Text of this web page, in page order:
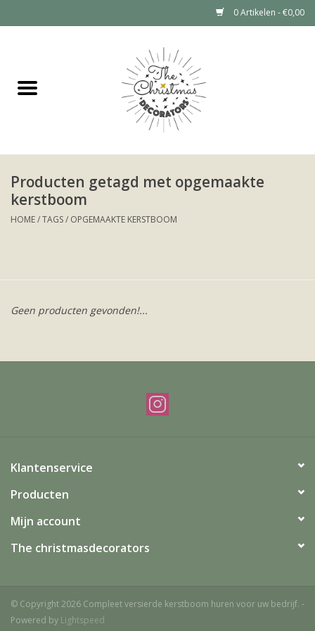
0 Artikelen - €0,00
Grote kerstboom huren (tot 6
Kerstboom huren
Portfolio
Producten getagd met opgemaakte
kerstboom
HOME/TAGS/ OPGEMAAKTE KERSTBOOM
Geen producten gevonden!...
Klantenservice
Producten
Mijn account
The christmasdecorators
© Copyright 2026 Compleet versierde kerstboom huren voor uw bedrijf. -
Powered by Lightspeed